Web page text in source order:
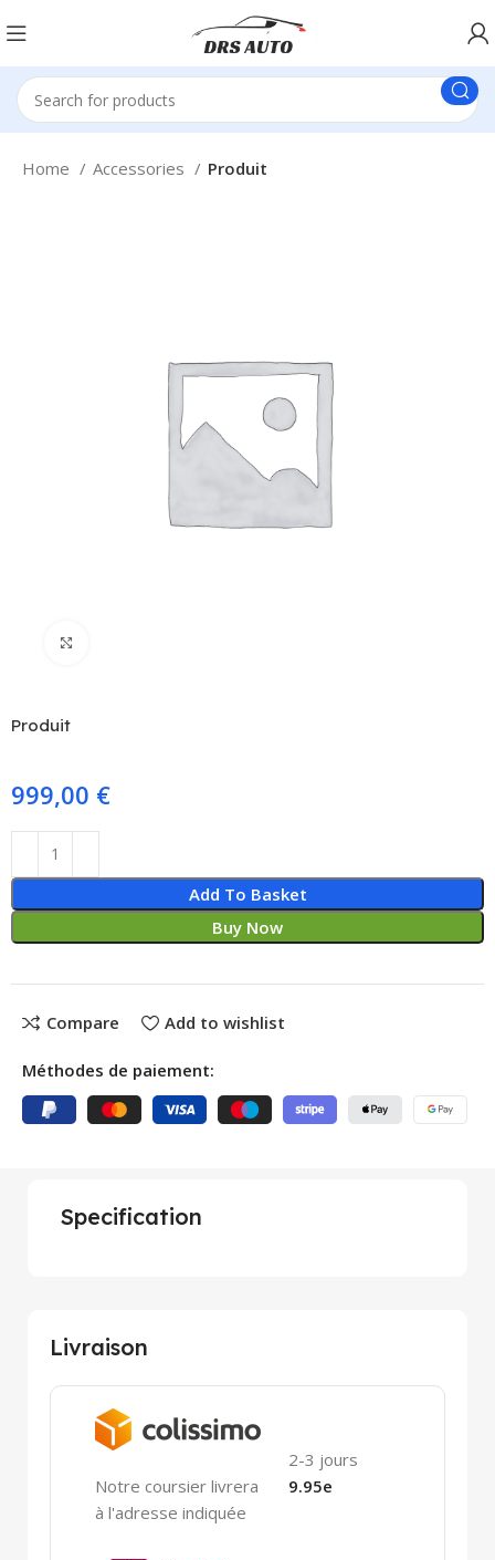
Home Accessories Produit
Produit
999,00 €
Add To Basket
Buy Now
Compare Add to wishlist
Méthodes de paiement:
Specification
Livraison
Notre coursier livrera
à l'adresse indiquée
2-3 jours
9.95e